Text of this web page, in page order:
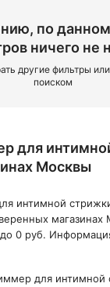
по
ничего не
другие фильтры
поиском
для
Москвы
интимной
0 руб.
для интимной